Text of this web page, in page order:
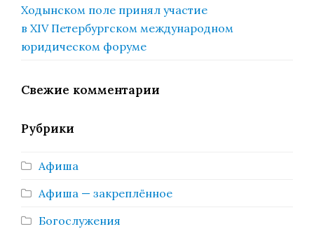
Ходынском поле принял участие
в XIV Петербургском международном
юридическом форуме
Свежие комментарии
Рубрики
Афиша
Афиша — закреплённое
Богослужения